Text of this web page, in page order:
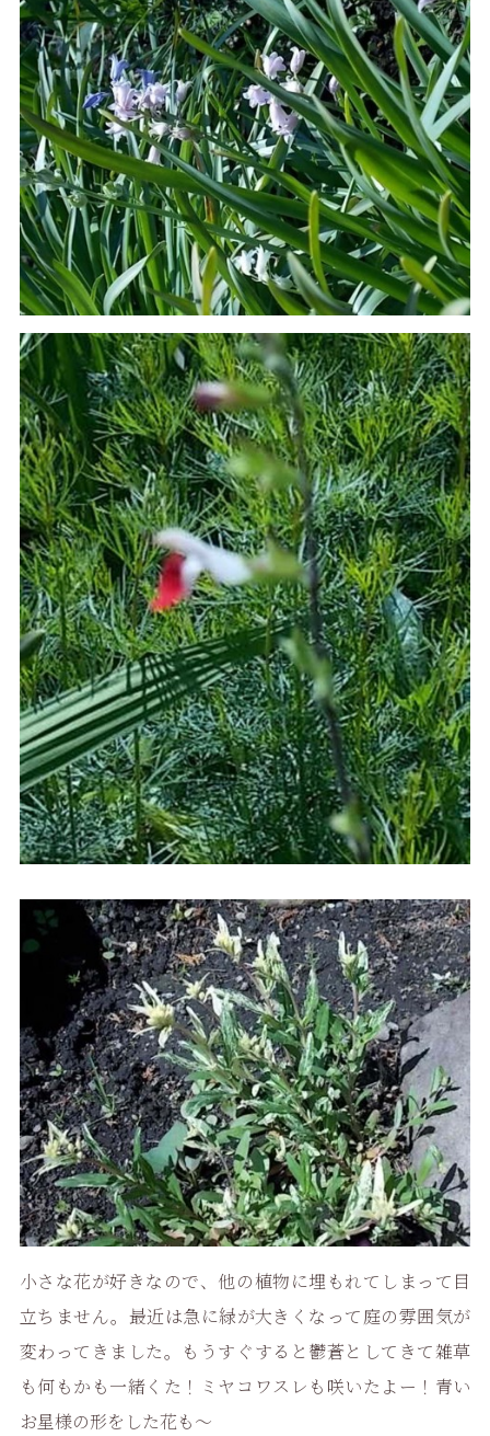
小さな花が好きなので、他の植物に埋もれてしまって目
立ちません。最近は急に緑が大きくなって庭の雰囲気が
変わってきました。もうすぐすると鬱蒼としてきて雑草
も何もかも一緒くた！ミヤコワスレも咲いたよー！青い
お星様の形をした花も〜